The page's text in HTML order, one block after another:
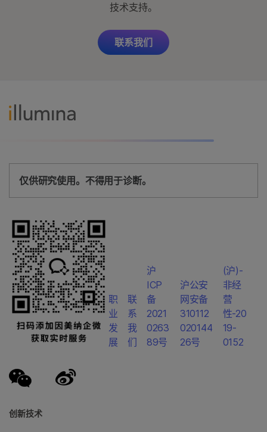
技术支持。
联系我们
仅供研究使用。不得用于诊断。
创新技术
职
业
发
展
联
系
我
们
沪
ICP
备
2021
0263
89号
沪公安
网安备
310112
020144
26号
(沪)-
非经
营
性-20
19-
0152